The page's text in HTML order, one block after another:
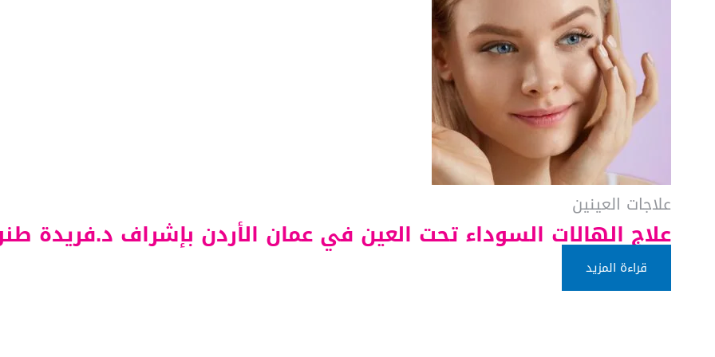
علاجات العينين
علاج الهالات السوداء تحت العين في عمان الأردن بإشراف د.فريدة
قراءة المزيد